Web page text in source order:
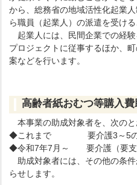
から、総務省の地域活性化起業
ら職員（起業人）の派遣を受ける
起業人には、民間企業での経
プロジェクトに従事するほか、
案などを行います。
高齢者紙おむつ等購入
本事業の助成対象者を、次のと
◆これまで 要介護3～5の
◆令和7年7月～ 要介護（要支
助成対象者には、その他の条
らせします。